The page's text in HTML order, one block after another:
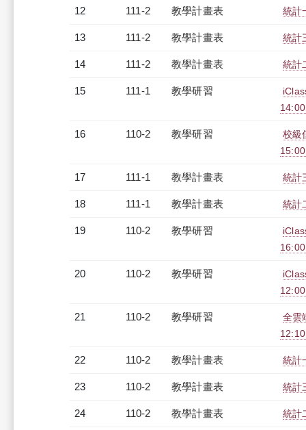
12 111-2 教學計畫表 統計
13 111-2 教學計畫表 統計
14 111-2 教學計畫表 統計
15 111-1 教學研習
16 110-2 教學研習
校級
17 111-1 教學計畫表 統計
18 111-1 教學計畫表 統計
19 110-2 教學研習
20 110-2 教學研習
21 110-2 教學研習
全雲
22 110-2 教學計畫表 統計
23 110-2 教學計畫表 統計
24 110-2 教學計畫表 統計